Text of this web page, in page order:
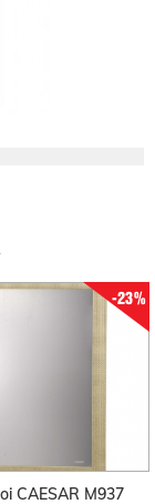
-23%
CAESAR M937